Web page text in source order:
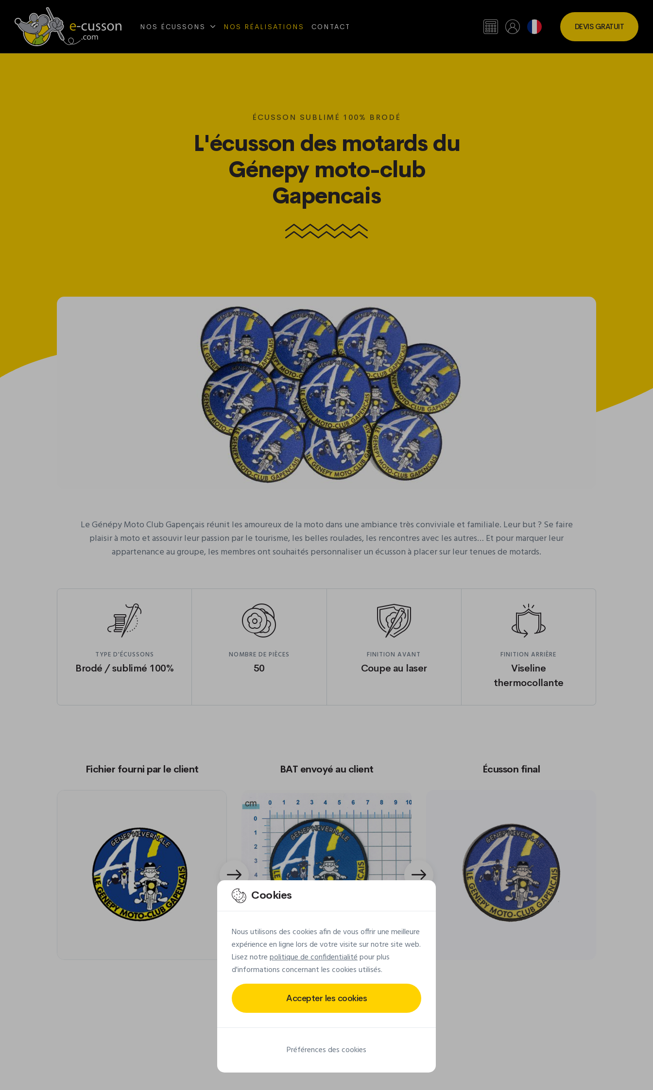
NOS ÉCUSSONS NOS RÉALISATIONS CONTACT DEVIS GRATUIT
ÉCUSSON SUBLIMÉ 100% BRODÉ
L'écusson des motards du
Génepy moto-club
Gapencais
Le Génépy Moto Club Gapençais réunit les amoureux de la moto dans une ambiance très conviviale et familiale. Leur but ? Se faire
plaisir à moto et assouvir leur passion par le tourisme, les belles roulades, les rencontres avec les autres… Et pour marquer leur
appartenance au groupe, les membres ont souhaités personnaliser un écusson à placer sur leur tenues de motards.
TYPE D'ÉCUSSONS
Brodé / sublimé 100%
NOMBRE DE PIÈCES
50
FINITION AVANT
Coupe au laser
FINITION ARRIÈRE
Viseline
thermocollante
Fichier fourni par le client BAT envoyé au client Écusson final
Cookies
Nous utilisons des cookies afin de vous offrir une meilleure
expérience en ligne lors de votre visite sur notre site web.
Lisez notrepolitique de confidentialitépour plus
d'informations concernant les cookies utilisés.
Accepter les cookies
Préférences des cookies